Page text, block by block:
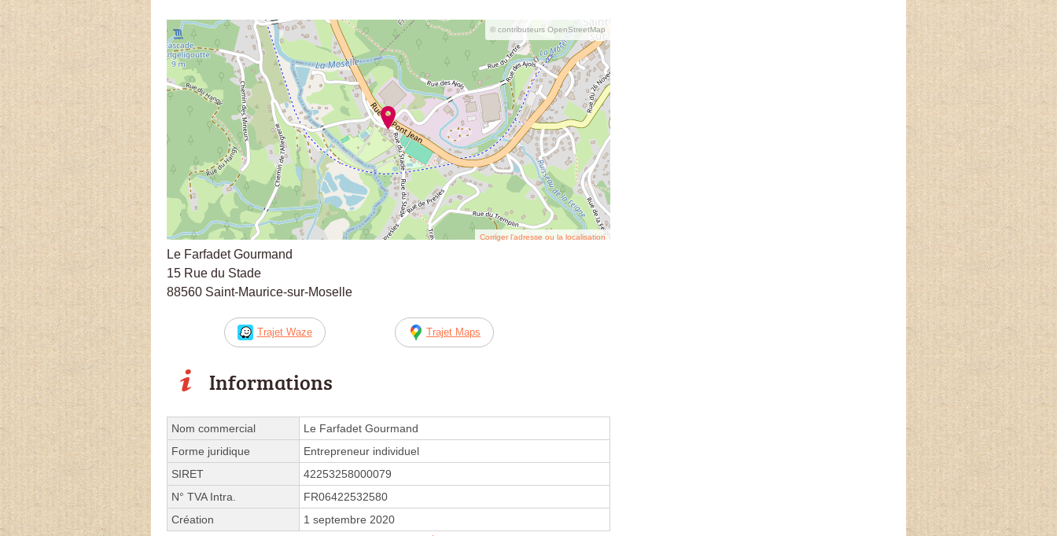
© contributeurs OpenStreetMap
Corriger l’adresse ou la localisation
Le Farfadet Gourmand
15 Rue du Stade
88560 Saint-Maurice-sur-Moselle
Trajet Waze Trajet Maps
Informations
Nom commercial
Le Farfadet Gourmand
Forme juridique
Entrepreneur individuel
SIRET
42253258000079
N° TVA Intra.
FR06422532580
Création
1 septembre 2020